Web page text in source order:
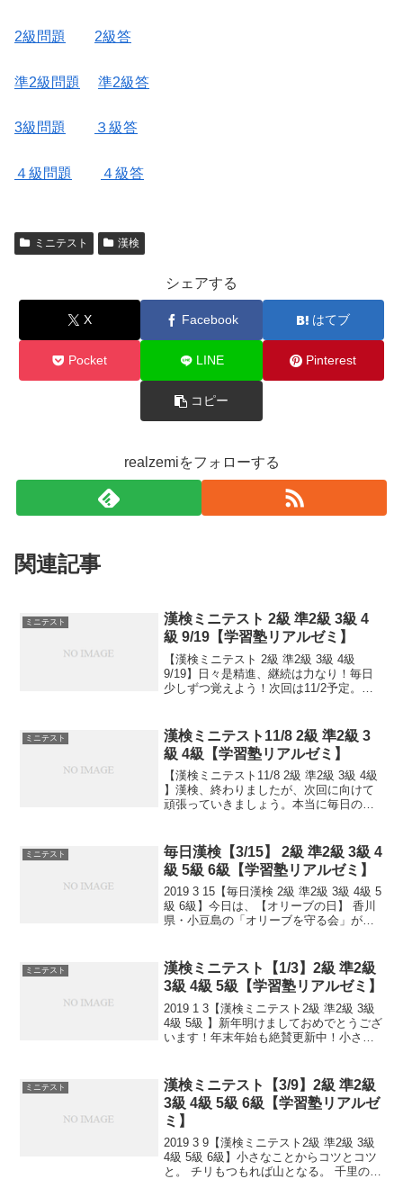
2級問題 2級答
準2級問題 準2級答
3級問題 ３級答
４級問題 ４級答
ミニテスト 漢検
シェアする
X Facebook はてブ
Pocket LINE Pinterest
コピー
realzemiをフォローする
関連記事
ミニテスト
漢検ミニテスト 2級 準2級 3級 4
級 9/19【学習塾リアルゼミ】
【漢検ミニテスト 2級 準2級 3級 4級
9/19】日々是精進、継続は力なり！毎日
少しずつ覚えよう！次回は11/2予定。受
す。連絡は塾で直接言っていただくか、
こちらから...
ミニテスト
漢検ミニテスト11/8 2級 準2級 3
級 4級【学習塾リアルゼミ】
【漢検ミニテスト11/8 2級 準2級 3級 4級
】漢検、終わりましたが、次回に向けて
頑張っていきましょう。本当に毎日の積
里の道も一歩から。日々是精進、継続は
力なり！...
ミニテスト
毎日漢検【3/15】 2級 準2級 3級 4
級 5級 6級【学習塾リアルゼミ】
2019 3 15【毎日漢検 2級 準2級 3級 4級 5
級 6級】今日は、【オリーブの日】 香川
県・小豆島の「オリーブを守る会」が
リーブの種をお手撒...
ミニテスト
漢検ミニテスト【1/3】2級 準2級
3級 4級 5級【学習塾リアルゼミ】
2019 1 3【漢検ミニテスト2級 準2級 3級
4級 5級 】新年明けましておめでとうござ
います！年末年始も絶賛更新中！小さな
精進、継続は力なり！ 毎日少しず...
ミニテスト
漢検ミニテスト【3/9】2級 準2級
3級 4級 5級 6級【学習塾リアルゼ
ミ】
2019 3 9【漢検ミニテスト2級 準2級 3級
4級 5級 6級】小さなことからコツとコツ
と。 チリもつもれば山となる。 千里の道